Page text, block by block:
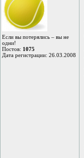
Если вы потерялись – вы не
одни!
Постов: 1075
Дата регистрации: 26.03.2008